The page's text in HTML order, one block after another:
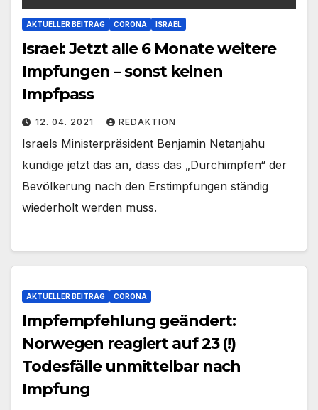
AKTUELLER BEITRAG CORONA ISRAEL
Israel: Jetzt alle 6 Monate weitere
Impfungen – sonst keinen
Impfpass
12. 04. 2021 REDAKTION
Israels Ministerpräsident Benjamin Netanjahu
kündige jetzt das an, dass das „Durchimpfen“ der
Bevölkerung nach den Erstimpfungen ständig
wiederholt werden muss.
AKTUELLER BEITRAG CORONA
Impfempfehlung geändert:
Norwegen reagiert auf 23 (!)
Todesfälle unmittelbar nach
Impfung